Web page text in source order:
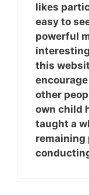
likes
easy to
powerful
this
other
own child
taught a
remaining